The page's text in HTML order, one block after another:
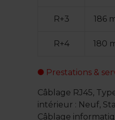
R+3 186
R+4 180
Prestations &
Câblage RJ45,
intérieur : Neuf,
Câblage